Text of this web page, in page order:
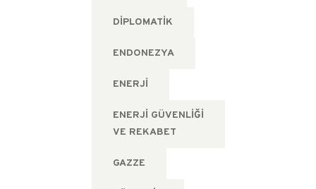
DIPLOMATIK
ENDONEZYA
ENERJI
ENERJI GÜVENLIĞI
VE REKABET
GAZZE